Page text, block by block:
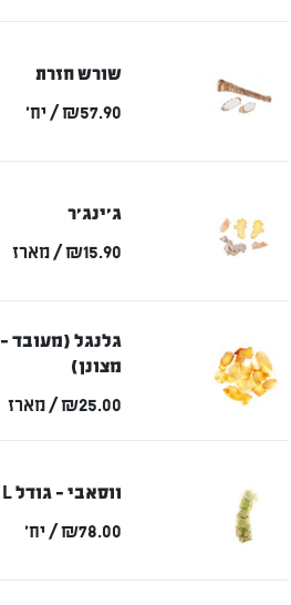
שורש חזרת
₪57.90/ יח'
ג'ינג'ר
₪15.90/ מארז
גלנגל (מעובד -
מצונן)
₪25.00/ מארז
ווסאבי - גודל L
₪78.00/ יח'